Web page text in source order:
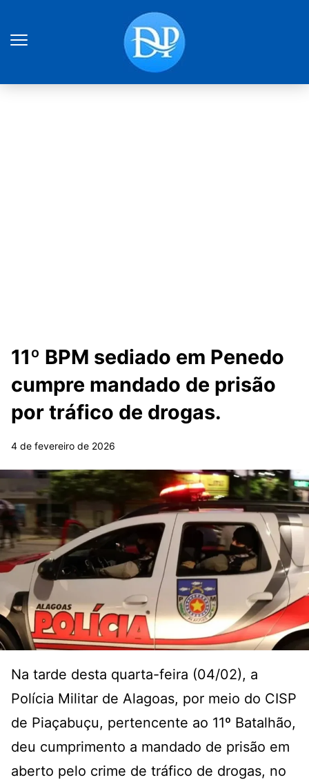
11º BPM sediado em Penedo
cumpre mandado de prisão
por tráfico de drogas.
4 de fevereiro de 2026
Na tarde desta quarta-feira (04/02), a
Polícia Militar de Alagoas, por meio do CISP
de Piaçabuçu, pertencente ao 11º Batalhão,
deu cumprimento a mandado de prisão em
aberto pelo crime de tráfico de drogas, no